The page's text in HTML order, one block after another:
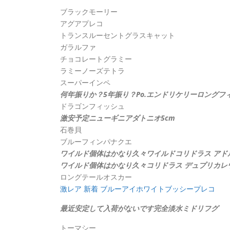
ブラックモーリー
アグアプレコ
トランスルーセントグラスキャット
ガラルファ
チョコレートグラミー
ラミーノーズテトラ
スーパーインペ
何年振りか？5年振り？Po.エンドリケリーロングフ
ドラゴンフィッシュ
激安予定ニューギニアダトニオ5cm
石巻貝
ブルーフィンパナクエ
ワイルド個体はかなり久々 ワイルドコリドラス アド
ワイルド個体はかなり久々コリドラス デュプリカレ
ロングテールオスカー
激レア 新着 ブルーアイホワイトブッシープレコ
最近安定して入荷がないです完全淡水ミドリフグ
トーマシー